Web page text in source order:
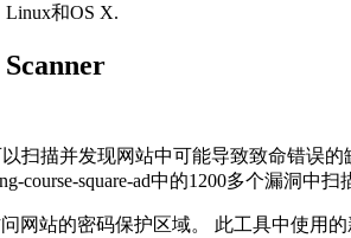
Linux和OS X.
扫描并发现网站中可能导致致命错误
course-square-ad中的1200多个漏洞中扫
网站的密码保护区域。 此工具中使用